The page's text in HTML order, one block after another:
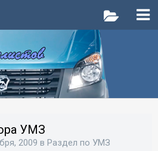
УМЗ
2009 в Раздел по УМЗ